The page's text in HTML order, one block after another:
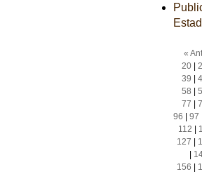
«
20|
39
58
77
96
97
112
127
156